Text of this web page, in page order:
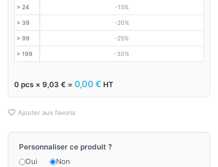
> 24 -15%
> 39 -20%
> 99 -25%
> 199 -30%
0 pcs × 9,03 € = 0,00 € HT
Ajouter aux favoris
Personnaliser ce produit ?
Oui
Non